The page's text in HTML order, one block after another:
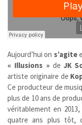
Aujourd’hui on s’agite
« Illusions » de JK
artiste originaire de
Ce producteur de
plus de 10 ans de
véritablement en
quatre ans plus tôt,